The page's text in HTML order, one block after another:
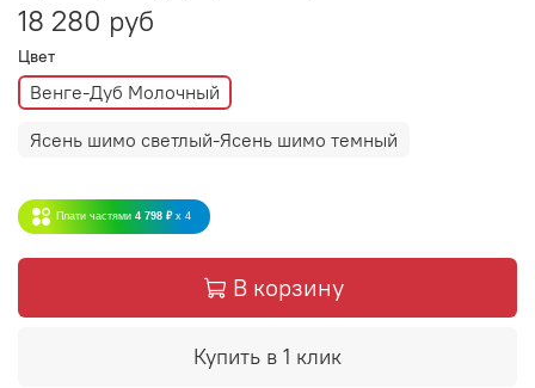
18 280 руб
Цвет
Венге-Дуб Молочный
Ясень шимо светлый-Ясень шимо темный
Плати частями 4 798 ₽ x 4
В корзину
Купить в 1 клик